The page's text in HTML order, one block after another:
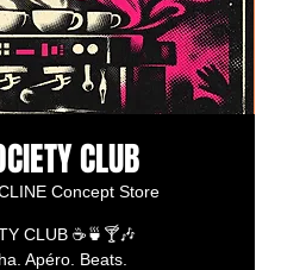
CLUB
Concept Store
CLUB ☕️🍵🍸🎶
Apéro. Beats.